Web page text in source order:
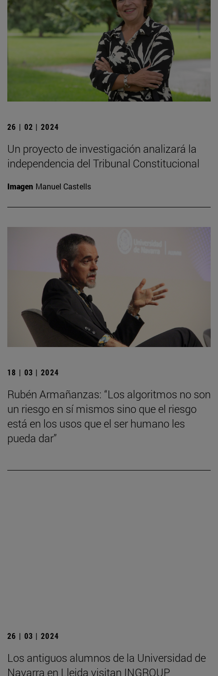
26 | 02 | 2024
Un proyecto de investigación analizará la
independencia del Tribunal Constitucional
Imagen Manuel Castells
18 | 03 | 2024
Rubén Armañanzas: “Los algoritmos no son
un riesgo en sí mismos sino que el riesgo
está en los usos que el ser humano les
pueda dar”
26 | 03 | 2024
Los antiguos alumnos de la Universidad de
Navarra en Lleida visitan INGROUP